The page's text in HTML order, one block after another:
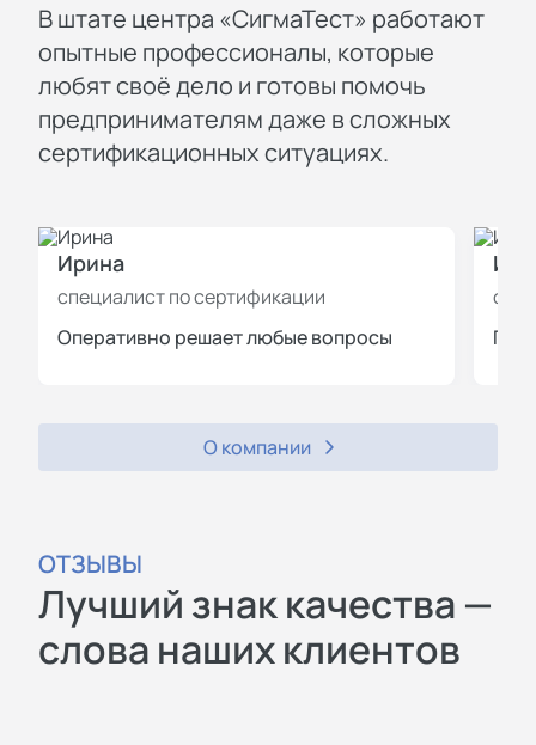
В штате центра «СигмаТест» работают
опытные профессионалы, которые
любят своё дело и готовы помочь
предпринимателям даже в сложных
сертификационных ситуациях.
Ирина
специалист по сертификации
Оперативно решает любые вопросы
О компании
ОТЗЫВЫ
Лучший знак качества —
слова наших клиентов